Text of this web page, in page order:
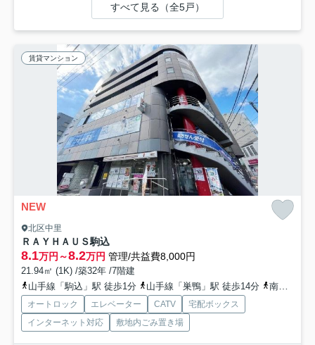
すべて見る（全5戸）
賃貸マンション
NEW
北区中里
ＲＡＹＨＡＵＳ駒込
8.1万円～8.2万円 管理/共益費8,000円
21.94㎡ (1K) /築32年 /7階建
山手線「駒込」駅 徒歩1分
山手線「巣鴨」駅 徒歩14分 南北線「西ケ原」駅 徒歩16分
オートロック エレベーター CATV
宅配ボックス
インターネット対応
敷地内ごみ置き場